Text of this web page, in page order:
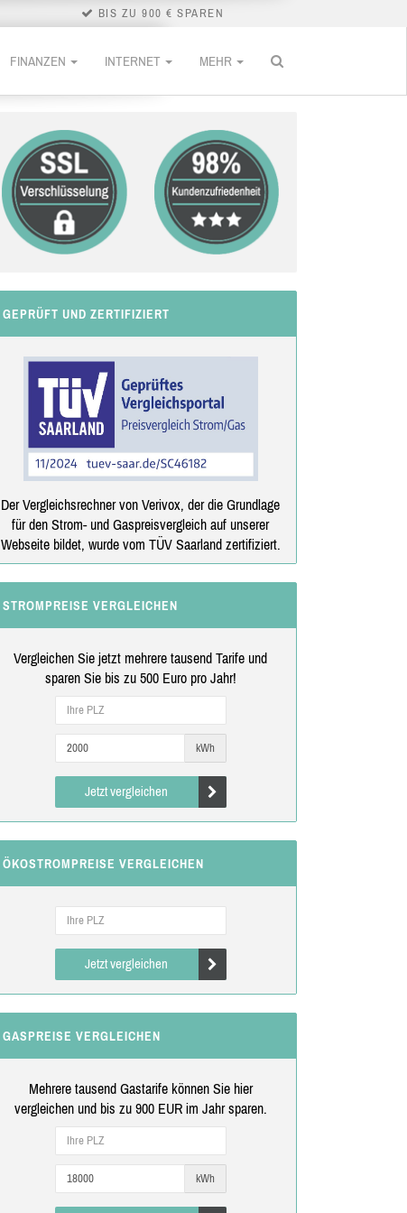
BIS ZU 900 € SPAREN
FINANZEN INTERNET MEHR
GEPRÜFT UND ZERTIFIZIERT
Der Vergleichsrechner von Verivox, der die Grundlage
für den Strom- und Gaspreisvergleich auf unserer
Webseite bildet, wurde vom TÜV Saarland zertifiziert.
STROMPREISE VERGLEICHEN
Vergleichen Sie jetzt mehrere tausend Tarife und
sparen Sie bis zu 500 Euro pro Jahr!
kWh
Jetzt vergleichen
ÖKOSTROMPREISE VERGLEICHEN
Jetzt vergleichen
GASPREISE VERGLEICHEN
Mehrere tausend Gastarife können Sie hier
vergleichen und bis zu 900 EUR im Jahr sparen.
kWh